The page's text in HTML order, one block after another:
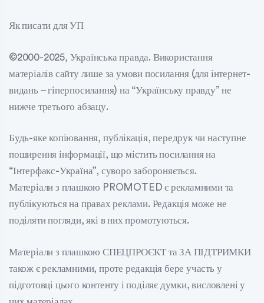
Як писати для УП
©2000-2025, Українська правда. Використання
матеріалів сайту лише за умови посилання (для інтернет-
видань – гіперпосилання) на “Українську правду” не
нижче третього абзацу.
Будь-яке копіювання, публікація, передрук чи наступне
поширення інформації, що містить посилання на
“Інтерфакс-Україна”, суворо забороняється.
Матеріали з плашкою PROMOTED є рекламними та
публікуються на правах реклами. Редакція може не
поділяти погляди, які в них промотуються.
Матеріали з плашкою СПЕЦПРОЄКТ та ЗА ПІДТРИМКИ
також є рекламними, проте редакція бере участь у
підготовці цього контенту і поділяє думки, висловлені у